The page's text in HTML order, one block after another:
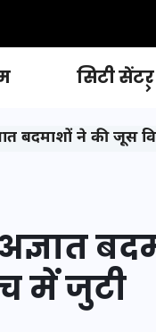
सिटी सेंटर
बदमाशों ने की जूस
में जुटी